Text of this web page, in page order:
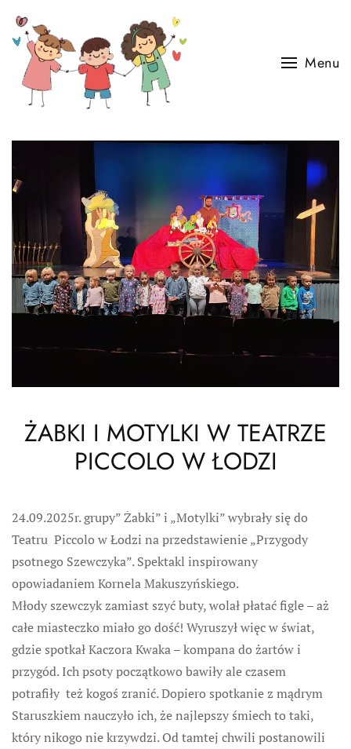
Skip to main content
Menu
ŻABKI I MOTYLKI W TEATRZE
PICCOLO W ŁODZI
24.09.2025r. grupy” Żabki” i „Motylki” wybrały się do
Teatru Piccolo w Łodzi na przedstawienie „Przygody
psotnego Szewczyka”. Spektakl inspirowany
opowiadaniem Kornela Makuszyńskiego.
Młody szewczyk zamiast szyć buty, wolał płatać figle – aż
całe miasteczko miało go dość! Wyruszył więc w świat,
gdzie spotkał Kaczora Kwaka – kompana do żartów i
przygód. Ich psoty początkowo bawiły ale czasem
potrafiły też kogoś zranić. Dopiero spotkanie z mądrym
Staruszkiem nauczyło ich, że najlepszy śmiech to taki,
który nikogo nie krzywdzi. Od tamtej chwili postanowili